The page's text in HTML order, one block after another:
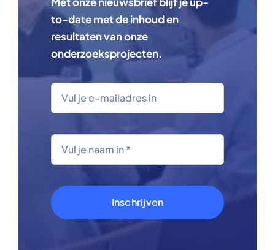
to-date met de inhoud en
resultaten van onze
onderzoeksprojecten.
Inschrijven